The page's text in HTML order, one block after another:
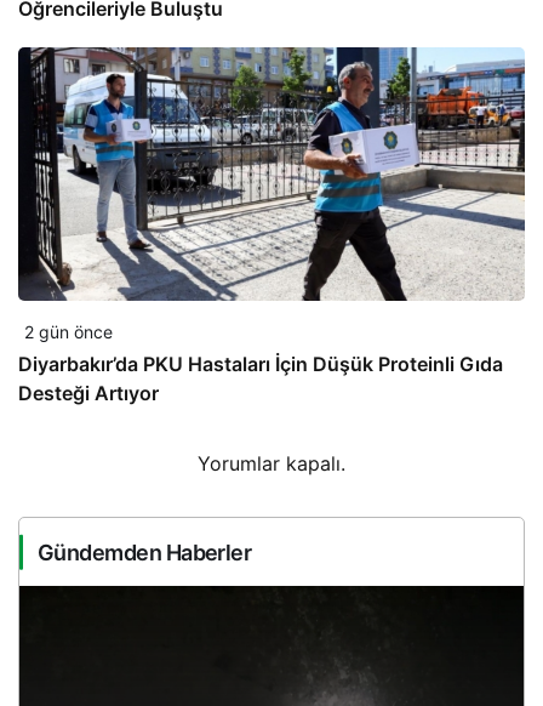
Öğrencileriyle Buluştu
2 gün önce
Diyarbakır’da PKU Hastaları İçin Düşük Proteinli Gıda
Desteği Artıyor
Yorumlar kapalı.
Gündemden Haberler